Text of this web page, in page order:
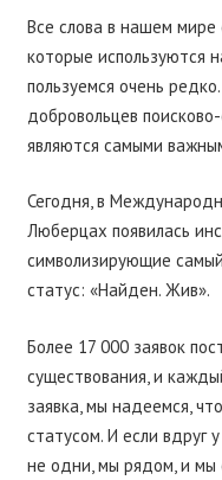
Все слова в нашем мире
которые используются
пользуемся очень
добровольцев
являются самыми
Сегодня, в
Люберцах появилась
символизирующие
статус: «Найден. Жив».
Более 17 000 заявок
существования, и
заявка, мы надеемся,
статусом. И если вдруг
не одни, мы рядом, и мы